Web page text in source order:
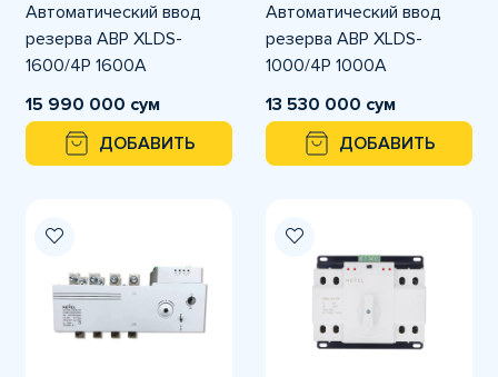
Автоматический ввод
резерва АВР XLDS-
1600/4P 1600A
15 990 000 сум
ДОБАВИТЬ
Автоматический ввод
резерва АВР XLDS-
1000/4P 1000A
13 530 000 сум
ДОБАВИТЬ